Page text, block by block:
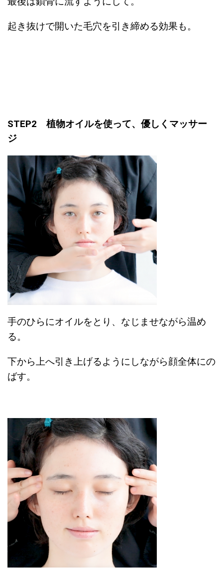
起き抜けで開いた毛穴を引き締める効果も。
STEP2 植物オイルを使って、優しくマッサー
ジ
手のひらにオイルをとり、なじませながら温め
る。
下から上へ引き上げるようにしながら顔全体にの
ばす。